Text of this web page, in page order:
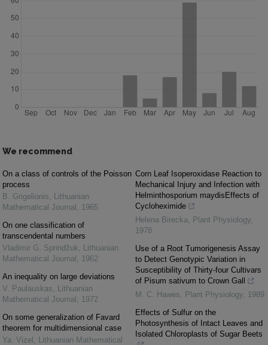
We recommend
On a class of controls of the Poisson
process
B. Grigelionis
Lithuanian
Mathematical Journal
1965
On one classification of
transcendental numbers
Vladimir G. Sprindžuk
Lithuanian
Mathematical Journal
1962
An inequality on large deviations
V. Paulauskas
Lithuanian
Mathematical Journal
1972
On some generalization of Favard
theorem for multidimensional case
Ya. Vizel
Lithuanian Mathematical
Corn Leaf Isoperoxidase Reaction to
Mechanical Injury and Infection with
Helminthosporium maydisEffects of
Cycloheximide
Helena Birecka
Plant Physiology
1978
Use of a Root Tumorigenesis Assay
to Detect Genotypic Variation in
Susceptibility of Thirty-four Cultivars
of Pisum sativum to Crown Gall
M. C. Hawes
Plant Physiology
1989
Effects of Sulfur on the
Photosynthesis of Intact Leaves and
Isolated Chloroplasts of Sugar Beets